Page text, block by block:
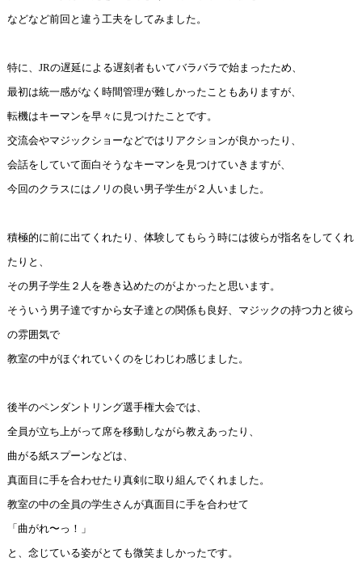
などなど前回と違う工夫をしてみました。
特に、JRの遅延による遅刻者もいてバラバラで始まったため、
最初は統一感がなく時間管理が難しかったこともありますが、
転機はキーマンを早々に見つけたことです。
交流会やマジックショーなどではリアクションが良かったり、
会話をしていて面白そうなキーマンを見つけていきますが、
今回のクラスにはノリの良い男子学生が２人いました。
積極的に前に出てくれたり、体験してもらう時には彼らが指名をしてくれ
たりと、
その男子学生２人を巻き込めたのがよかったと思います。
そういう男子達ですから女子達との関係も良好、マジックの持つ力と彼ら
の雰囲気で
教室の中がほぐれていくのをじわじわ感じました。
後半のペンダントリング選手権大会では、
全員が立ち上がって席を移動しながら教えあったり、
曲がる紙スプーンなどは、
真面目に手を合わせたり真剣に取り組んでくれました。
教室の中の全員の学生さんが真面目に手を合わせて
「曲がれ〜っ！」
と、念じている姿がとても微笑ましかったです。